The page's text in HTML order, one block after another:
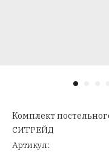
Комплект
СИТРЕЙД
Артикул: